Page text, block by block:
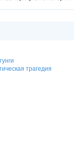
трагедия